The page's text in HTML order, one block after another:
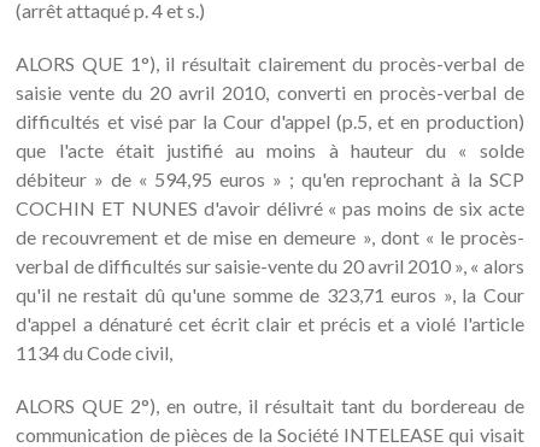
(arrêt attaqué p. 4 et s.)
ALORS QUE 1°), il résultait clairement du procès-verbal de
saisie vente du 20 avril 2010, converti en procès-verbal de
difficultés et visé par la Cour d'appel (p.5, et en production)
que l'acte était justifié au moins à hauteur du « solde
débiteur » de « 594,95 euros » ; qu'en reprochant à la SCP
COCHIN ET NUNES d'avoir délivré « pas moins de six acte
de recouvrement et de mise en demeure », dont « le procès-
verbal de difficultés sur saisie-vente du 20 avril 2010 », « alors
qu'il ne restait dû qu'une somme de 323,71 euros », la Cour
d'appel a dénaturé cet écrit clair et précis et a violé l'article
1134 du Code civil,
ALORS QUE 2°), en outre, il résultait tant du bordereau de
communication de pièces de la Société INTELEASE qui visait